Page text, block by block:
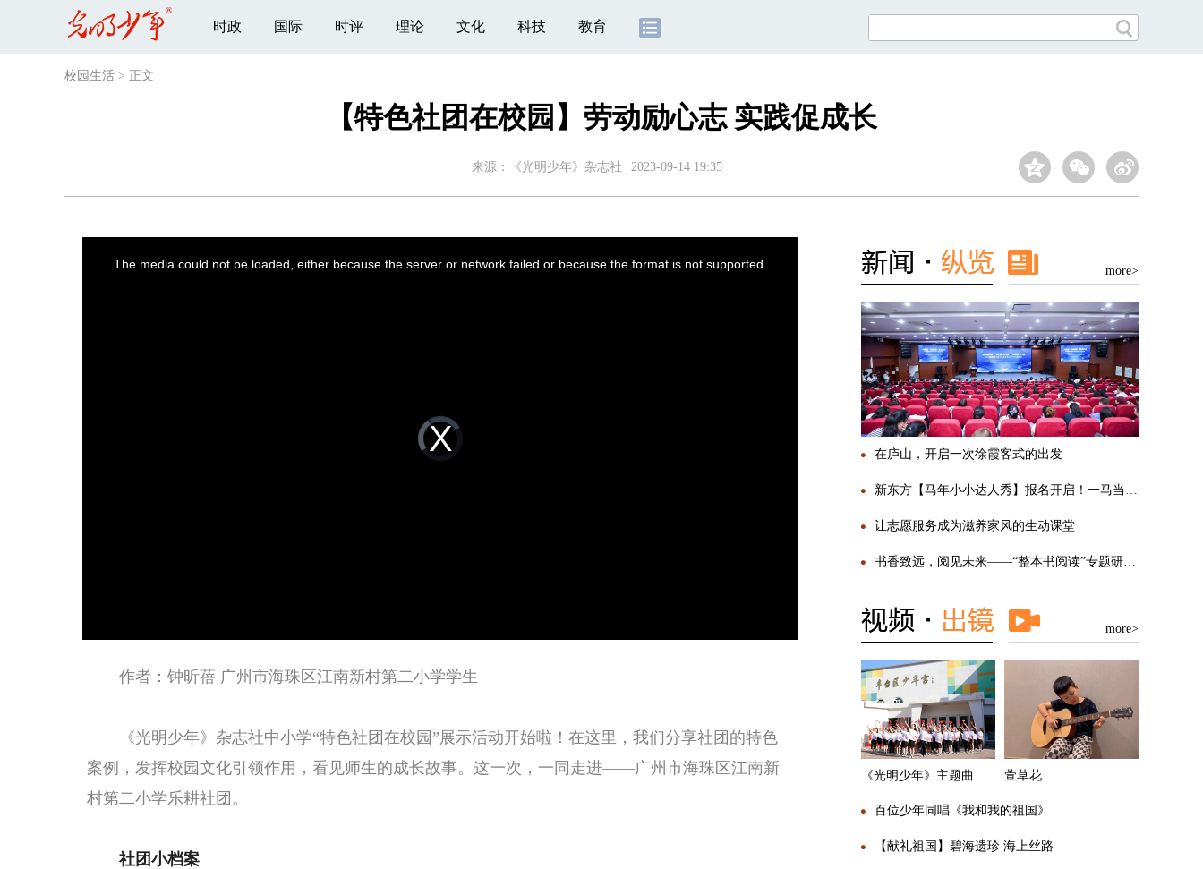
时政 国际 时评 理论 文化 科技 教育
校园生活 > 正文
【特色社团在校园】劳动励心志 实践促成长
来源：《光明少年》杂志社 2023-09-14 19:35
Video
Player
is
loading.
The media could not be loaded, either because the server or network failed or because the format is not supported.
作者：钟昕蓓 广州市海珠区江南新村第二小学学生
《光明少年》杂志社中小学“特色社团在校园”展示活动开始啦！在这里，我们分享社团的特色
案例，发挥校园文化引领作用，看见师生的成长故事。这一次，一同走进——广州市海珠区江南新
村第二小学乐耕社团。
社团小档案
more>
在庐山，开启一次徐霞客式的出发
新东方【马年小小达人秀】报名开启！一马当先，勇敢SHOW自己
让志愿服务成为滋养家风的生动课堂
书香致远，阅见未来——“整本书阅读”专题研讨活动圆满举行
more>
《光明少年》主题曲 萱草花
百位少年同唱《我和我的祖国》
【献礼祖国】碧海遗珍 海上丝路